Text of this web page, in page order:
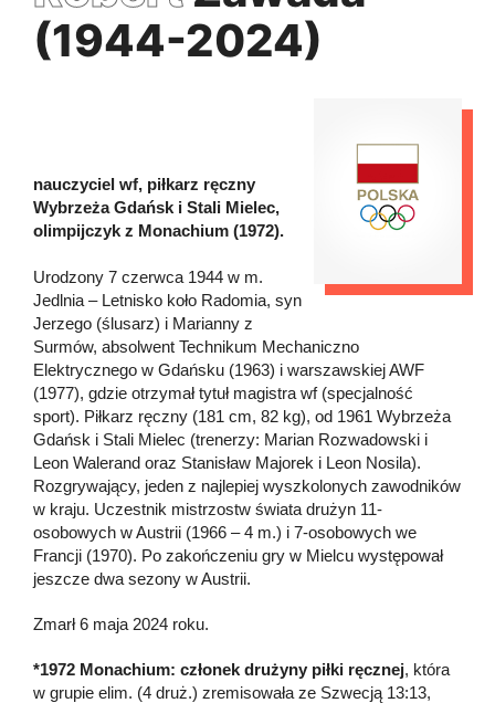
(1944-2024)
nauczyciel wf, piłkarz ręczny
Wybrzeża Gdańsk i Stali Mielec,
olimpijczyk z Monachium (1972).
Urodzony 7 czerwca 1944 w m.
Jedlnia – Letnisko koło Radomia, syn
Jerzego (ślusarz) i Marianny z
Surmów, absolwent Technikum Mechaniczno
Elektrycznego w Gdańsku (1963) i warszawskiej AWF
(1977), gdzie otrzymał tytuł magistra wf (specjalność
sport). Piłkarz ręczny (181 cm, 82 kg), od 1961 Wybrzeża
Gdańsk i Stali Mielec (trenerzy: Marian Rozwadowski i
Leon Walerand oraz Stanisław Majorek i Leon Nosila).
Rozgrywający, jeden z najlepiej wyszkolonych zawodników
w kraju. Uczestnik mistrzostw świata drużyn 11-
osobowych w Austrii (1966 – 4 m.) i 7-osobowych we
Francji (1970). Po zakończeniu gry w Mielcu występował
jeszcze dwa sezony w Austrii.
Zmarł 6 maja 2024 roku.
*1972 Monachium: członek drużyny piłki ręcznej, która
w grupie elim. (4 druż.) zremisowała ze Szwecją 13:13,